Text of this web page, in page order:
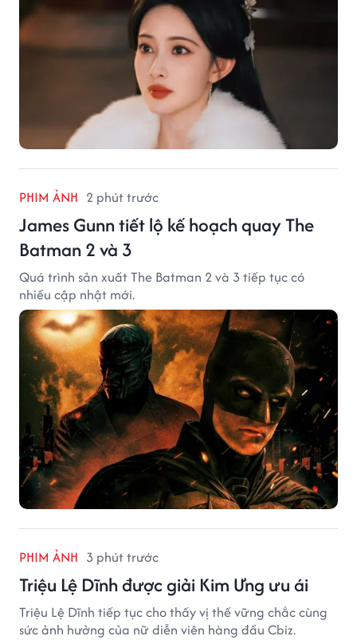
PHIM ẢNH 2 phút trước
James Gunn tiết lộ kế hoạch quay The
Batman 2 và 3
Quá trình sản xuất The Batman 2 và 3 tiếp tục có
nhiều cập nhật mới.
PHIM ẢNH 3 phút trước
Triệu Lệ Dĩnh được giải Kim Ưng ưu ái
Triệu Lệ Dĩnh tiếp tục cho thấy vị thế vững chắc cùng
sức ảnh hưởng của nữ diễn viên hàng đầu Cbiz.